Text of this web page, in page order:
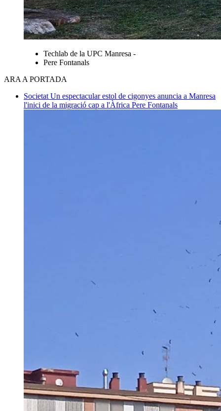
Techlab de la UPC Manresa -
Pere Fontanals
ARA A PORTADA
Societat Un espectacular estol de cigonyes anuncia a Manresa
l'inici de la migració cap a l'Àfrica Pere Fontanals